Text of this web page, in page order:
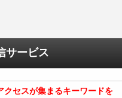
サービス
クセスが集まるキーワードを